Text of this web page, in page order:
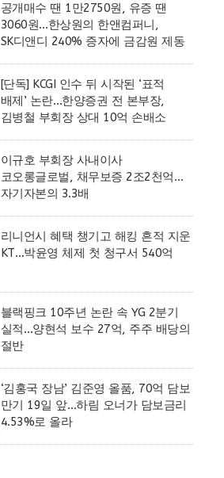
공개매수 땐 1만2750원, 유증 땐
3060원…한상원의 한앤컴퍼니,
SK디앤디 240% 증자에 금감원 제동
[단독] KCGI 인수 뒤 시작된 ‘표적
배제’ 논란…한양증권 전 본부장,
김병철 부회장 상대 10억 손배소
이규호 부회장 사내이사
코오롱글로벌, 채무보증 2조2천억…
자기자본의 3.3배
리니언시 혜택 챙기고 해킹 흔적 지운
KT…박윤영 체제 첫 청구서 540억
블랙핑크 10주년 논란 속 YG 2분기
실적…양현석 보수 27억, 주주 배당의
절반
‘김홍국 장남’ 김준영 올품, 70억 담보
만기 19일 앞…하림 오너가 담보금리
4.53%로 올라